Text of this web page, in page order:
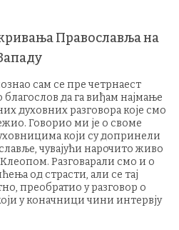
Православља на
сам се пре четрнаест
да га виђам најмање
духовних разговора које смо
Говорио ми је о своме
који су допринели
чувајући нарочито живо
Разговарали смо и о
од страсти, али се тај
преобратио у разговор о
у коначници чини интервју